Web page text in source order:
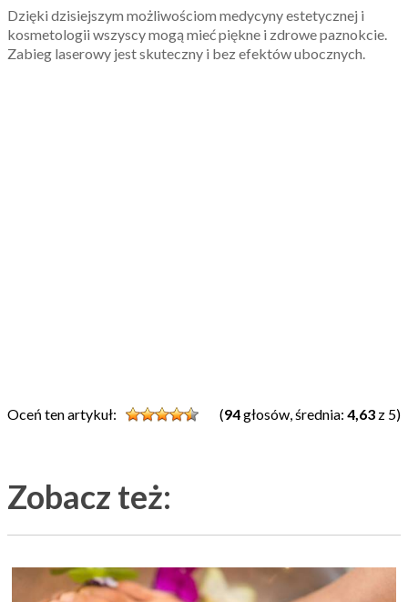
Dzięki dzisiejszym możliwościom medycyny estetycznej i
kosmetologii wszyscy mogą mieć piękne i zdrowe paznokcie.
Zabieg laserowy jest skuteczny i bez efektów ubocznych.
Oceń ten artykuł: (94głosów, średnia: 4,63 z 5)
Zobacz też: